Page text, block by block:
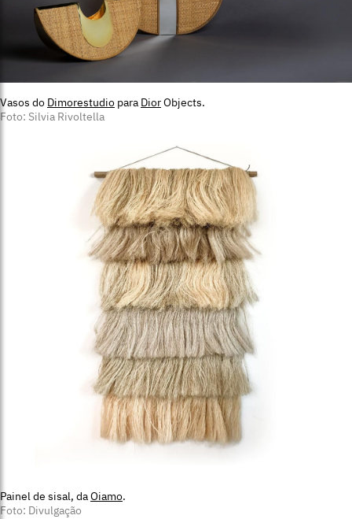
Vasos do Dimorestudio para DiorObjects.
Foto: Silvia Rivoltella
Painel de sisal, daOiamo.
Foto: Divulgação